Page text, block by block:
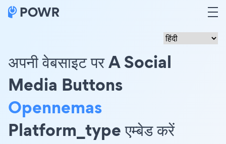
अपनी वेबसाइट पर A Social
Media Buttons
Opennemas
Platform_type एम्बेड करें